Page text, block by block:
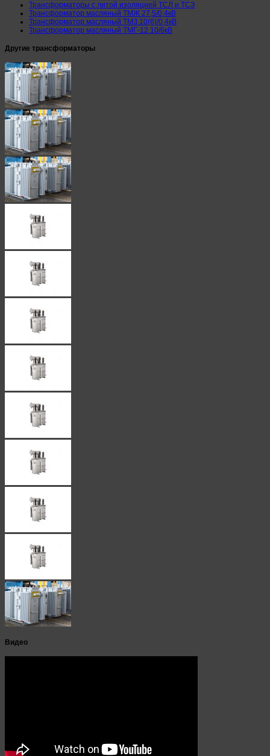
Трансформаторы с литой изоляцией ТСЛ и ТСЗ
Трансформатор масляный ТМЖ 27,5/0,4кВ
Трансформатор масляный ТМЗ 10(6)/0,4кВ
Трансформатор масляный ТМГ-12 10/6кВ
Другие трансформаторы
Видео